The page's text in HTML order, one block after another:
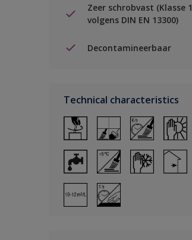
Zeer schrobvast (Klasse 1
volgens DIN EN 13300)
Decontamineerbaar
Technical characteristics